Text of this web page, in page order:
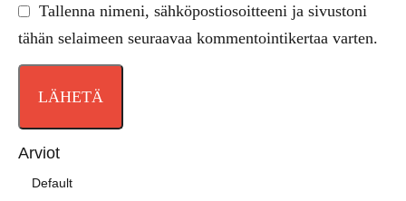
Arviot
Tallenna nimeni, sähköpostiosoitteeni ja sivustoni
tähän selaimeen seuraavaa kommentointikertaa varten.